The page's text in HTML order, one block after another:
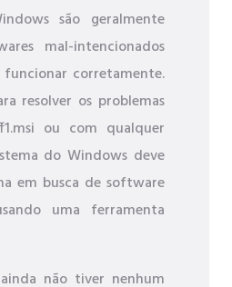
são geralmente
mal-intencionados
corretamente.
resolver os problemas
ou com qualquer
do Windows deve
em busca de software
uma ferramenta
não tiver nenhum